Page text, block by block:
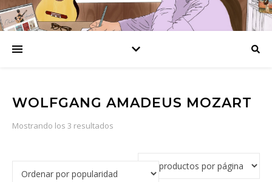
WOLFGANG AMADEUS MOZART
Mostrando los 3 resultados